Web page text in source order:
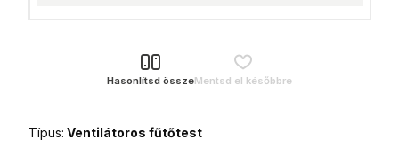
Hasonlítsd összeMentsd el későbbre
Típus: Ventilátoros fűtőtest
MPL Posta (Postán maradó)